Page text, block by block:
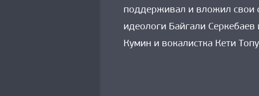
поддерживал и вложил свои
идеологи Байгали
Кумин и вокалистка Кети